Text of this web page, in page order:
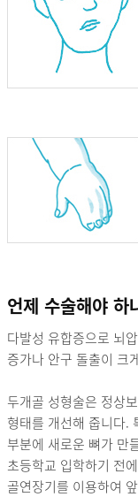
언제 수술해야 하
다발성 유합증으로 뇌
증가나 안구 돌출이 크
두개골 성형술은 정상
형태를 개선해 줍니다.
부분에 새로운 뼈가 만
초등학교 입학하기 전
골연장기를 이용하여